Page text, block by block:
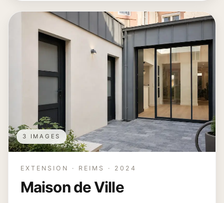
3 IMAGES
EXTENSION · REIMS · 2024
Maison de Ville